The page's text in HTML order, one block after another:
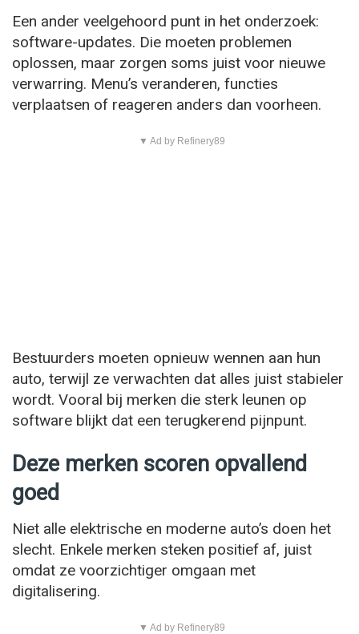
Een ander veelgehoord punt in het onderzoek:
software-updates. Die moeten problemen
oplossen, maar zorgen soms juist voor nieuwe
verwarring. Menu’s veranderen, functies
verplaatsen of reageren anders dan voorheen.
▼ Ad by Refinery89
Bestuurders moeten opnieuw wennen aan hun
auto, terwijl ze verwachten dat alles juist stabieler
wordt. Vooral bij merken die sterk leunen op
software blijkt dat een terugkerend pijnpunt.
Deze merken scoren opvallend
goed
Niet alle elektrische en moderne auto’s doen het
slecht. Enkele merken steken positief af, juist
omdat ze voorzichtiger omgaan met
digitalisering.
▼ Ad by Refinery89